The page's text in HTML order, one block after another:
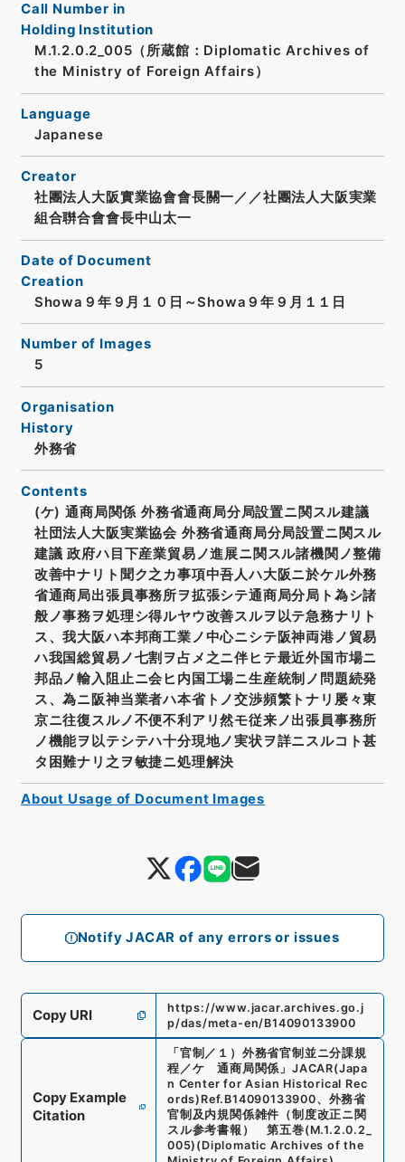
Notify JACAR of any errors or issues
Call Number in
Holding Institution
M.1.2.0.2_005（所蔵館：Diplomatic Archives of
the Ministry of Foreign Affairs）
Language
Japanese
Creator
社團法人大阪實業協會會長關一／／社團法人大阪実業
組合聨合會會長中山太一
Date of Document
Creation
Showa９年９月１０日～Showa９年９月１１日
Number of Images
5
Organisation
History
外務省
Contents
(ケ) 通商局関係 外務省通商局分局設置ニ関スル建議
社団法人大阪実業協会 外務省通商局分局設置ニ関スル
建議 政府ハ目下産業貿易ノ進展ニ関スル諸機関ノ整備
改善中ナリト聞ク之カ事項中吾人ハ大阪ニ於ケル外務
省通商局出張員事務所ヲ拡張シテ通商局分局ト為シ諸
般ノ事務ヲ処理シ得ルヤウ改善スルヲ以テ急務ナリト
ス、我大阪ハ本邦商工業ノ中心ニシテ阪神両港ノ貿易
ハ我国総貿易ノ七割ヲ占メ之ニ伴ヒテ最近外国市場ニ
邦品ノ輸入阻止ニ会ヒ内国工場ニ生産統制ノ問題続発
ス、為ニ阪神当業者ハ本省トノ交渉頻繁トナリ屡々東
京ニ往復スルノ不便不利アリ然モ従来ノ出張員事務所
ノ機能ヲ以テシテハ十分現地ノ実状ヲ詳ニスルコト甚
タ困難ナリ之ヲ敏捷ニ処理解決
Copy URI
https://www.jacar.archives.go.j
p/das/meta-en/B14090133900
Copy Example
Citation
「 官制／１）外務省官制並ニ分課規
程／ケ 通商局関係 」 JACAR(Japa
n Center for Asian Historical Rec
ords) Ref. B14090133900、 外務省
官制及内規関係雑件（制度改正ニ関
スル参考書報） 第五巻(M.1.2.0.2_
005) (Diplomatic Archives of the
About Usage of Document Images